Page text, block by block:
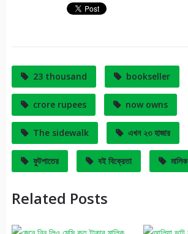
23 thousand bookseller
crore rupees now owns
The sidewalk এখন ২৩ হাজার
ফুটপাতের বই বিক্রেতা মালিক
Related Posts